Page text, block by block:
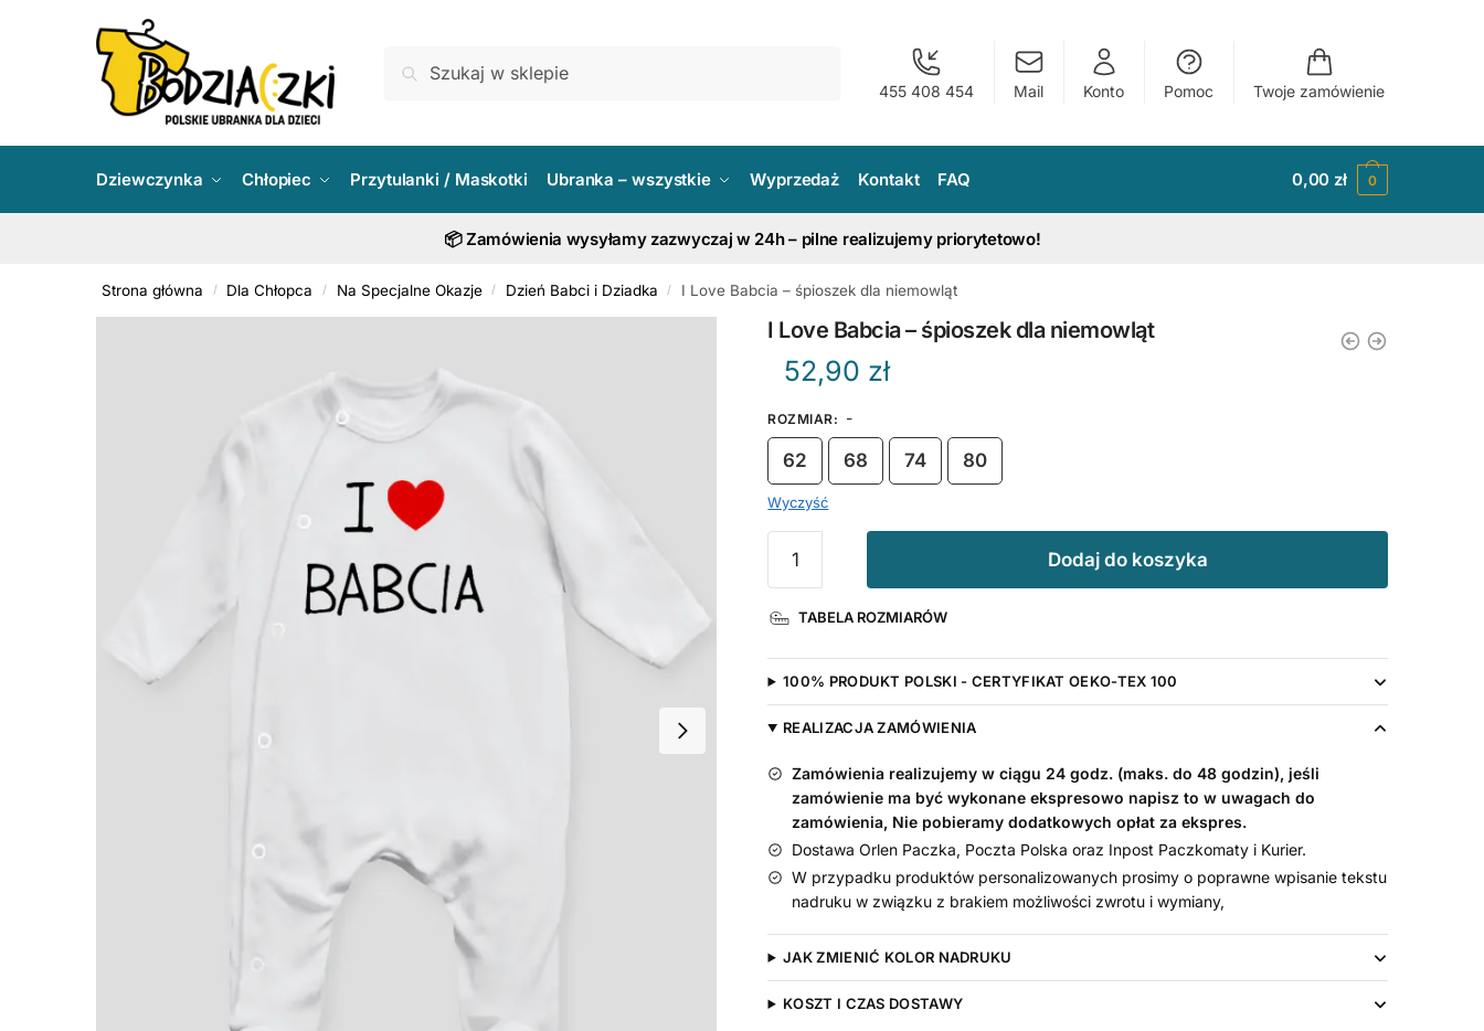
455 408 454 Mail Konto Pomoc Twoje zamówienie
Dziewczynka Chłopiec Przytulanki / Maskotki Ubranka – wszystkie Wyprzedaż Kontakt FAQ 0,00zł 0
📦 Zamówienia wysyłamy zazwyczaj w 24h – pilne realizujemy priorytetowo!
Strona główna / Dla Chłopca / Na Specjalne Okazje / Dzień Babci i Dziadka / I Love Babcia – śpioszek dla niemowląt
I Love Babcia – śpioszek dla niemowląt
52,90 zł
ROZMIAR: -
62 68 74 80
Wyczyść
Love
Babcia
śpioszek
dla
niemowląt
Dodaj do koszyka
TABELA ROZMIARÓW
100% PRODUKT POLSKI - CERTYFIKAT OEKO-TEX 100
REALIZACJA ZAMÓWIENIA
Zamówienia realizujemy w ciągu 24 godz. (maks. do 48 godzin), jeśli
zamówienie ma być wykonane ekspresowo napisz to w uwagach do
zamówienia, Nie pobieramy dodatkowych opłat za ekspres.
Dostawa Orlen Paczka, Poczta Polska oraz Inpost Paczkomaty i Kurier.
W przypadku produktów personalizowanych prosimy o poprawne wpisanie tekstu
nadruku w związku z brakiem możliwości zwrotu i wymiany,
JAK ZMIENIĆ KOLOR NADRUKU
KOSZT I CZAS DOSTAWY